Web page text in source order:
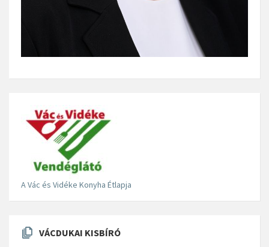
A Vác és Vidéke Konyha Étlapja
VÁCDUKAI KISBÍRÓ